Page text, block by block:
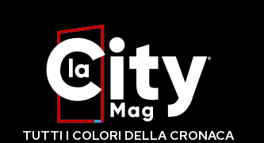
TUTTI I COLORI DELLA CRONACA